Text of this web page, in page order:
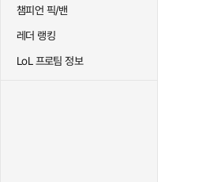
챔피언 픽/밴
레더 랭킹
LoL 프로팀 정보